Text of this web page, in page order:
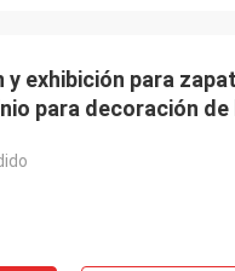
y exhibición para
para decoración